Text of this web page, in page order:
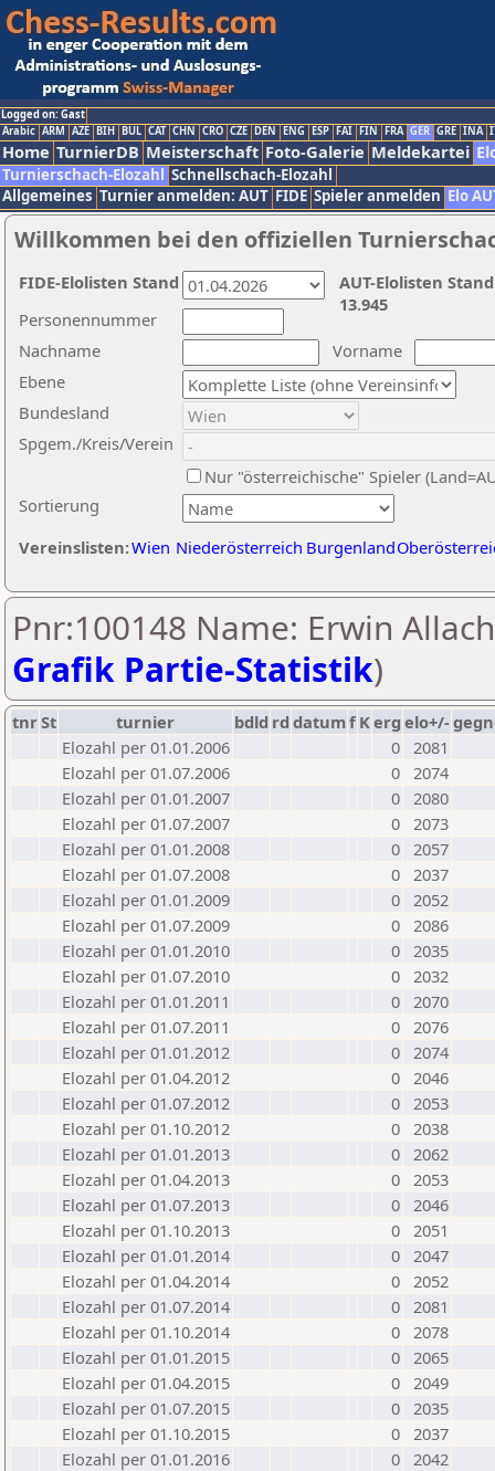
Logged on: Gast
Arabic ARM AZE BIH BUL CAT CHN CRO CZE DEN ENG ESP FAI FIN FRA GER GRE INA
Home TurnierDB Meisterschaft Foto-Galerie Meldekartei
Turnierschach-Elozahl Schnellschach-Elozahl
Allgemeines Turnier anmelden: AUT FIDE Spieler anmelden Elo
Willkommen bei den offiziellen
Nachname
Vorname
Ebene
Sortierung
Personennummer
Bundesland
Spgem./Kreis/Verein
Nur "österreichische" Spieler
Vereinslisten:Wien Niederösterreich Burgenland
AUT-Elolisten
13.945
FIDE-Elolisten Stand
Pnr:100148 Name: Erwin
Grafik Partie-Statistik)
tnrSt turnier bdld rd datumf Kerg elo+/-
Elozahl per 01.01.2006
0 2081
Elozahl per 01.07.2006
0 2074
Elozahl per 01.01.2007
0 2080
Elozahl per 01.07.2007
0 2073
Elozahl per 01.01.2008
0 2057
Elozahl per 01.07.2008
0 2037
Elozahl per 01.01.2009
0 2052
Elozahl per 01.07.2009
0 2086
Elozahl per 01.01.2010
0 2035
Elozahl per 01.07.2010
0 2032
Elozahl per 01.01.2011
0 2070
Elozahl per 01.07.2011
0 2076
Elozahl per 01.01.2012
0 2074
Elozahl per 01.04.2012
0 2046
Elozahl per 01.07.2012
0 2053
Elozahl per 01.10.2012
0 2038
Elozahl per 01.01.2013
0 2062
Elozahl per 01.04.2013
0 2053
Elozahl per 01.07.2013
0 2046
Elozahl per 01.10.2013
0 2051
Elozahl per 01.01.2014
0 2047
Elozahl per 01.04.2014
0 2052
Elozahl per 01.07.2014
0 2081
Elozahl per 01.10.2014
0 2078
Elozahl per 01.01.2015
0 2065
Elozahl per 01.04.2015
0 2049
Elozahl per 01.07.2015
0 2035
Elozahl per 01.10.2015
0 2037
Elozahl per 01.01.2016
0 2042